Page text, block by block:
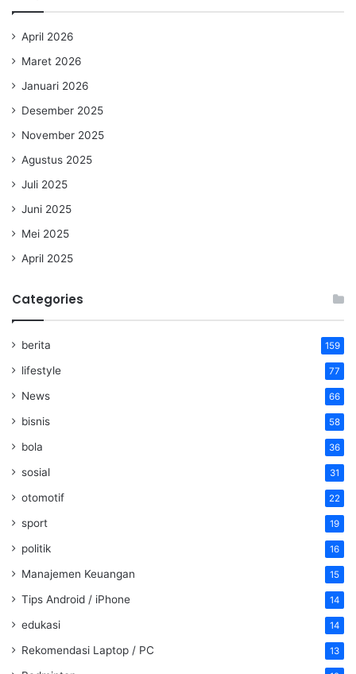
April 2026
Maret 2026
Januari 2026
Desember 2025
November 2025
Agustus 2025
Juli 2025
Juni 2025
Mei 2025
April 2025
Categories
berita 159
lifestyle 77
News 66
bisnis 58
bola 36
sosial 31
otomotif 22
sport 19
politik 16
Manajemen Keuangan 15
Tips Android / iPhone 14
edukasi 14
Rekomendasi Laptop / PC 13